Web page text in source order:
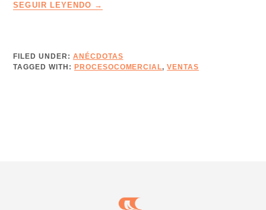
SEGUIR LEYENDO
–
EDICIÓN
PERSONALIZADO
FILED UNDER: ANÉCDOTAS
TAGGED WITH: PROCESOCOMERCIAL,VENTAS